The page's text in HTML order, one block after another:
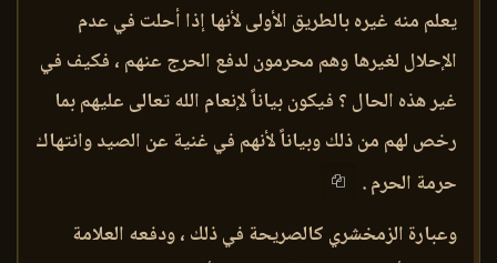
يعلم منه غيره بالطريق الأولى لأنها إذا أحلت في عدم
الإحلال لغيرها وهم محرمون لدفع الحرج عنهم ، فكيف في
غير هذه الحال ؟ فيكون بياناً لإنعام الله تعالى عليهم بما
رخص لهم من ذلك وبياناً لأنهم في غنية عن الصيد وانتهاك
حرمة الحرم .
وعبارة الزمخشري كالصريحة في ذلك ، ودفعه العلامة